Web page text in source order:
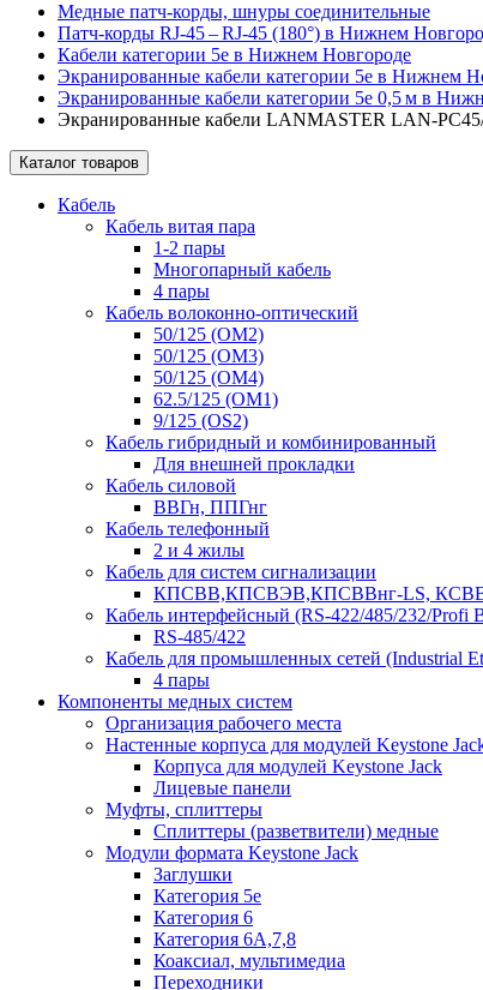
Медные патч-корды, шнуры соединительные
Патч-корды RJ‑45 – RJ‑45 (180°) в Нижнем
Кабели категории 5e в Нижнем Новгороде
Экранированные кабели категории 5e в Нижнем
Экранированные кабели категории 5e 0,5 м в
Экранированные кабели LANMASTER LAN-
Каталог товаров
Кабель
Кабель витая пара
1-2 пары
Многопарный кабель
4 пары
Кабель волоконно-оптический
50/125 (OM2)
50/125 (OM3)
50/125 (OM4)
62.5/125 (OM1)
9/125 (OS2)
Кабель гибридный и комбинированный
Для внешней прокладки
Кабель силовой
ВВГн, ППГнг
Кабель телефонный
2 и 4 жилы
Кабель для систем сигнализации
КПСВВ,КПСВЭВ,КПСВВнг-LS,
Кабель интерфейсный (RS-422/485/232/Profi
RS-485/422
Кабель для промышленных сетей (Industrial
4 пары
Компоненты медных систем
Организация рабочего места
Настенные корпуса для модулей Keystone
Корпуса для модулей Keystone Jack
Лицевые панели
Муфты, сплиттеры
Сплиттеры (разветвители) медные
Модули формата Keystone Jack
Заглушки
Категория 5е
Категория 6
Категория 6А,7,8
Коаксиал, мультимедиа
Переходники